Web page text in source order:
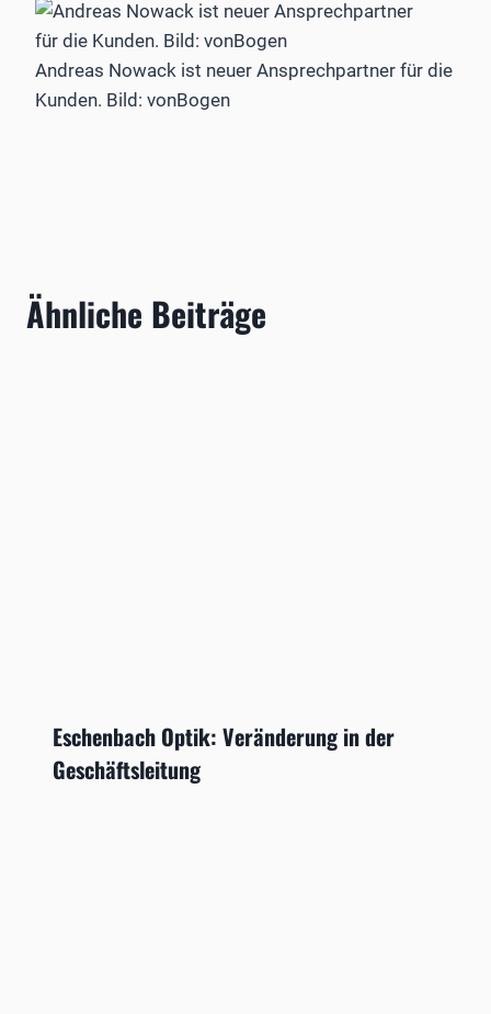
Andreas Nowack ist neuer Ansprechpartner für die
Kunden. Bild: vonBogen
Ähnliche Beiträge
Eschenbach Optik: Veränderung in der
Geschäftsleitung